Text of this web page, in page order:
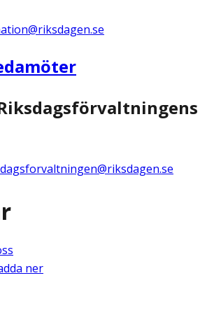
ner